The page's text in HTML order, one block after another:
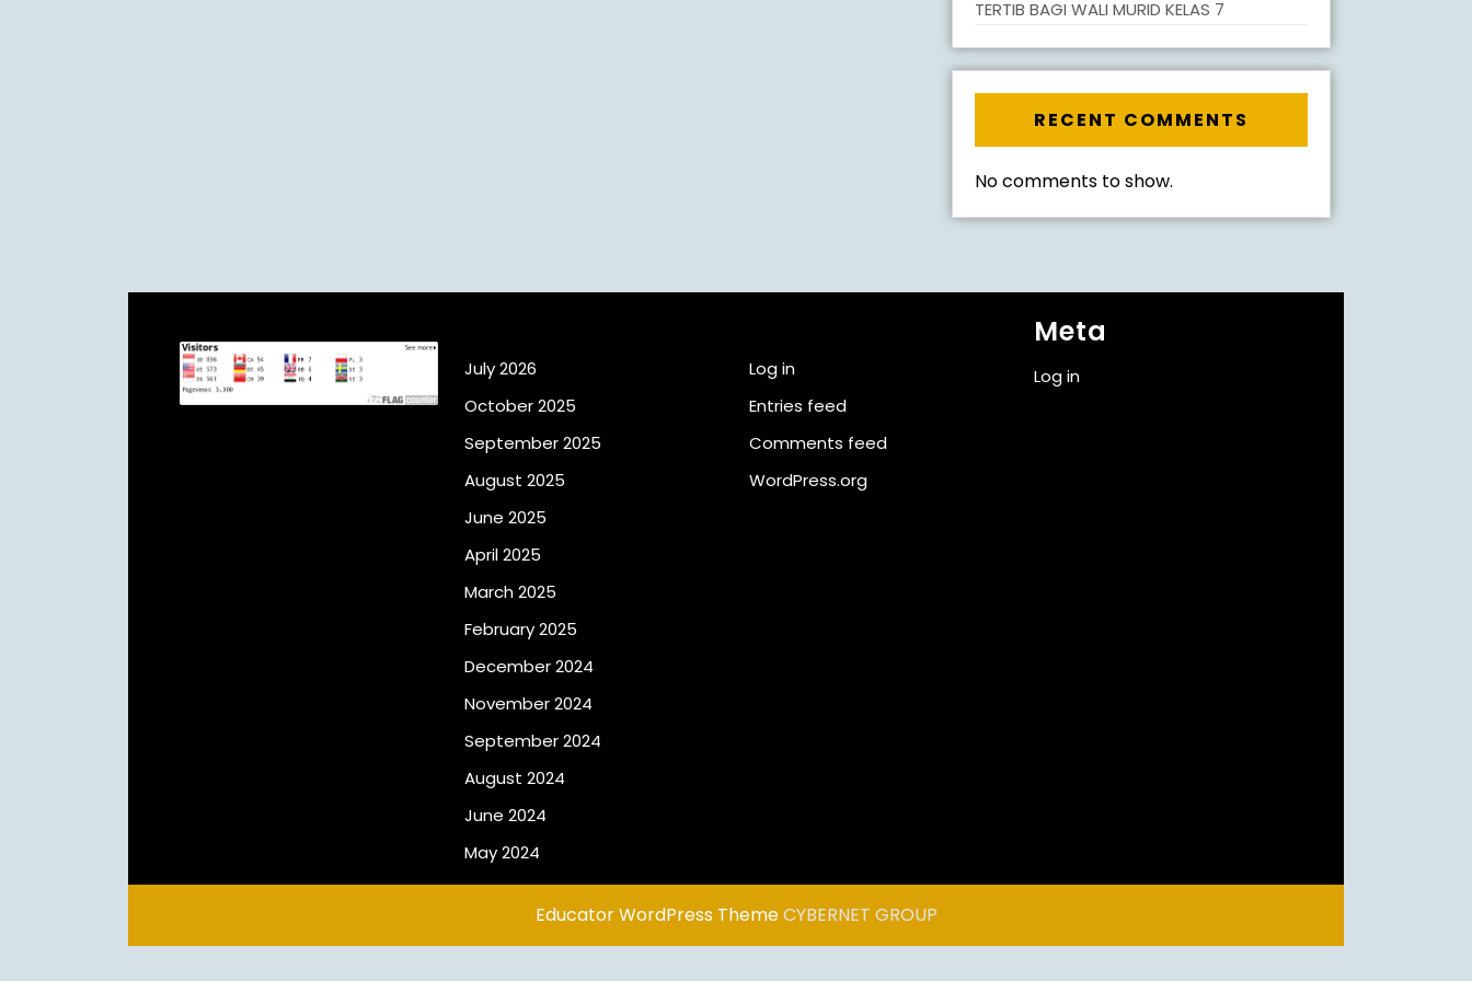
TERTIB BAGI WALI MURID KELAS 7
RECENT COMMENTS
No comments to show.
July 2026
October 2025
September 2025
August 2025
June 2025
April 2025
March 2025
February 2025
December 2024
November 2024
September 2024
August 2024
June 2024
May 2024
Log in
Entries feed
Comments feed
WordPress.org
Meta
Log in
Educator WordPress ThemeCYBERNET GROUP